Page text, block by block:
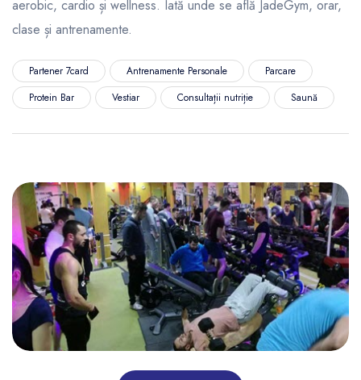
aerobic, cardio și wellness. Iată unde se află JadeGym, orar,
clase și antrenamente.
Partener 7card Antrenamente Personale
Parcare
Protein Bar
Vestiar Consultații nutriție Saună